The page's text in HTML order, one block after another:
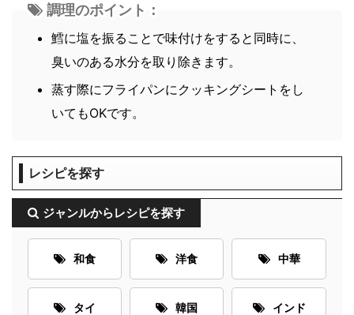
調理のポイント：
鱈に塩を振ることで味付けをすると同時に、
臭いのある水分を取り除きます。
蒸す際にフライパンにクッキングシートをし
いてもOKです。
レシピを探す
ジャンルからレシピを探す
和食 洋食 中華
タイ 韓国 インド